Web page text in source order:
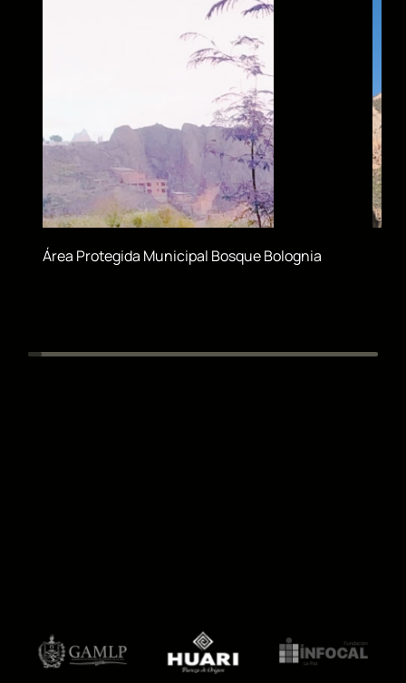
Área Protegida Municipal Bosque Bolognia